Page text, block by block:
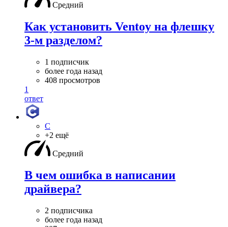
Средний
Как установить Ventoy на флешку
3-м разделом?
1 подписчик
более года назад
408 просмотров
1
ответ
C
+2 ещё
Средний
В чем ошибка в написании
драйвера?
2 подписчика
более года назад